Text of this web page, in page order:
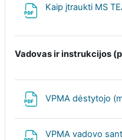
Kaip įtraukti MS
Vadovas ir instrukcijos
VPMA dėstytojo
VPMA vadovo